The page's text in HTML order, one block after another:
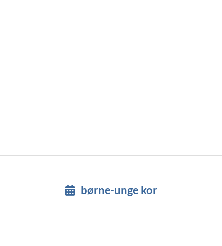
børne-unge kor